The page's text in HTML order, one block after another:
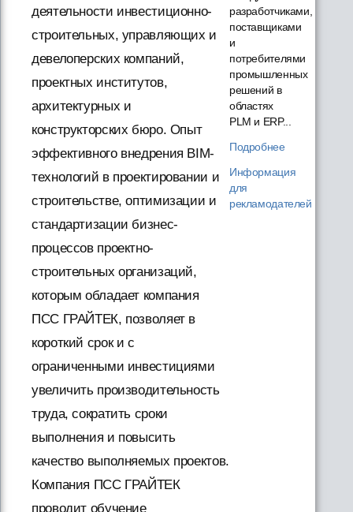
деятельности инвестиционно-
строительных, управляющих и
девелоперских компаний,
проектных институтов,
архитектурных и
конструкторских бюро. Опыт
эффективного внедрения BIM-
технологий в проектировании и
строительстве, оптимизации и
стандартизации бизнес-
процессов проектно-
строительных организаций,
которым обладает компания
ПСС ГРАЙТЕК, позволяет в
короткий срок и с
ограниченными инвестициями
увеличить производительность
труда, сократить сроки
выполнения и повысить
качество выполняемых проектов.
Компания ПСС ГРАЙТЕК
проводит обучение
разработчиками,
поставщиками
и
потребителями
промышленных
решений в
областях
PLM и ERP...
Подробнее
Информация
для
рекламодателей